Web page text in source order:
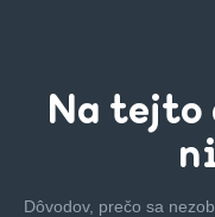
Na tejto
Dôvodov, prečo sa